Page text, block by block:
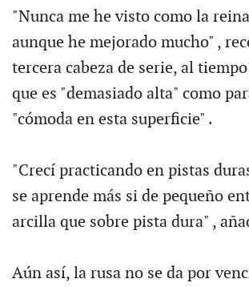
"Nunca me he visto como la
aunque he mejorado mucho" ,
tercera cabeza de serie, al
que es "demasiado alta" como
"cómoda en esta superficie" .
"Crecí practicando en pistas
se aprende más si de pequeño
arcilla que sobre pista dura" ,
Aún así, la rusa no se da por